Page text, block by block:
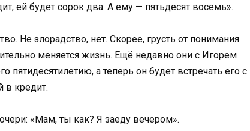
ей будет сорок два. А ему — пятьдесят восемь».
Не злорадство, нет. Скорее, грусть от понимания
меняется жизнь. Ещё недавно они с Игорем
пятидесятилетию, а теперь он будет встречать его с
в кредит.
«Мам, ты как? Я заеду вечером».